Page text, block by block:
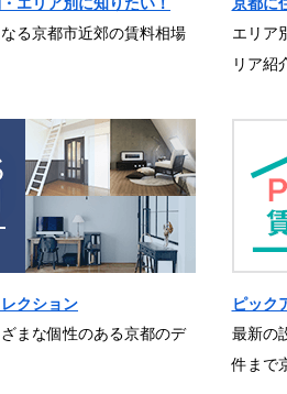
る京都市近郊の賃料相場
エリア
リア紹
クション
まな個性のある京都のデ
ピック
最新の
件まで